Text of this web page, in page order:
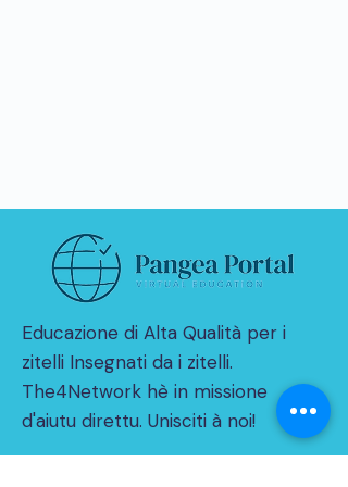
Educazione di Alta Qualità per i
zitelli Insegnati da i zitelli.
The4Network hè in missione
d'aiutu direttu. Unisciti à noi!
© 2021 da THE4NETWORK Limited